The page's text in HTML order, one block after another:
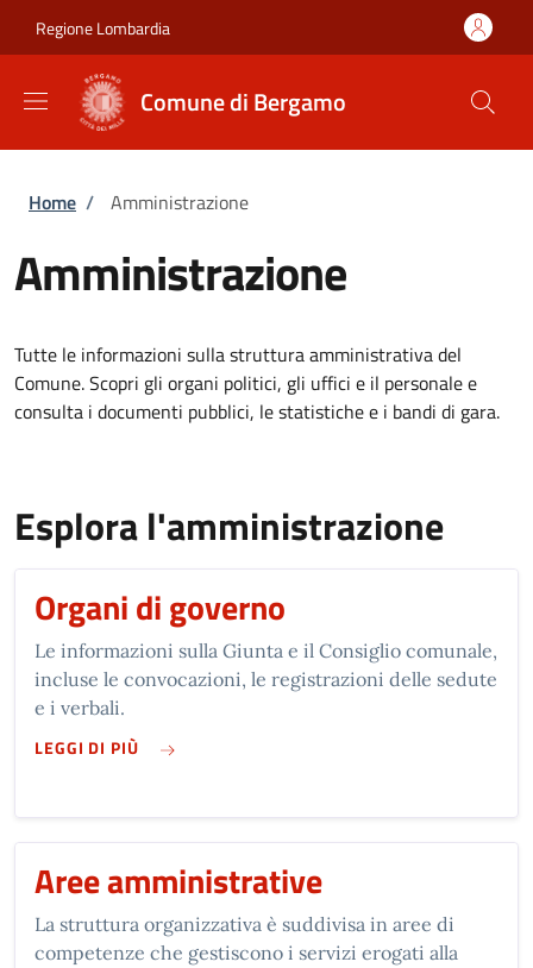
Regione Lombardia
Comune di Bergamo
Briciole di pane
Home / Amministrazione
Amministrazione
Tutte le informazioni sulla struttura amministrativa del
Comune. Scopri gli organi politici, gli uffici e il personale e
consulta i documenti pubblici, le statistiche e i bandi di gara.
Esplora l'amministrazione
Organi di governo
Le informazioni sulla Giunta e il Consiglio comunale,
incluse le convocazioni, le registrazioni delle sedute
e i verbali.
LEGGI DI PIÙSU ORGANI DI GOVERNO
Aree amministrative
La struttura organizzativa è suddivisa in aree di
competenze che gestiscono i servizi erogati alla